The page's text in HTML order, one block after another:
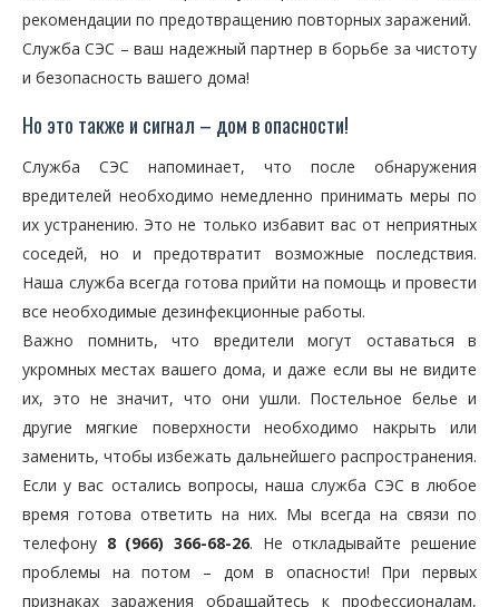
рекомендации по предотвращению повторных заражений.
Служба СЭС – ваш надежный партнер в борьбе за чистоту
и безопасность вашего дома!
Но это также и сигнал – дом в опасности!
Служба СЭС напоминает, что после обнаружения
вредителей необходимо немедленно принимать меры по
их устранению. Это не только избавит вас от неприятных
соседей, но и предотвратит возможные последствия.
Наша служба всегда готова прийти на помощь и провести
все необходимые дезинфекционные работы.
Важно помнить, что вредители могут оставаться в
укромных местах вашего дома, и даже если вы не видите
их, это не значит, что они ушли. Постельное белье и
другие мягкие поверхности необходимо накрыть или
заменить, чтобы избежать дальнейшего распространения.
Если у вас остались вопросы, наша служба СЭС в любое
время готова ответить на них. Мы всегда на связи по
телефону 8 (966) 366-68-26. Не откладывайте решение
проблемы на потом – дом в опасности! При первых
признаках заражения обращайтесь к профессионалам,